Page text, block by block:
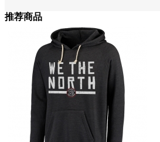
推荐商品